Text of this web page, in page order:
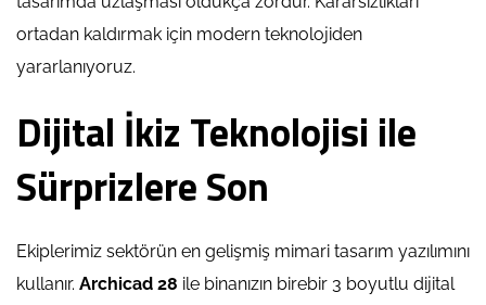
ortadan kaldırmak için modern teknolojiden
yararlanıyoruz.
Dijital İkiz Teknolojisi ile
Sürprizlere Son
Ekiplerimiz sektörün en gelişmiş mimari tasarım yazılımını
kullanır. Archicad 28 ile binanızın birebir 3 boyutlu dijital